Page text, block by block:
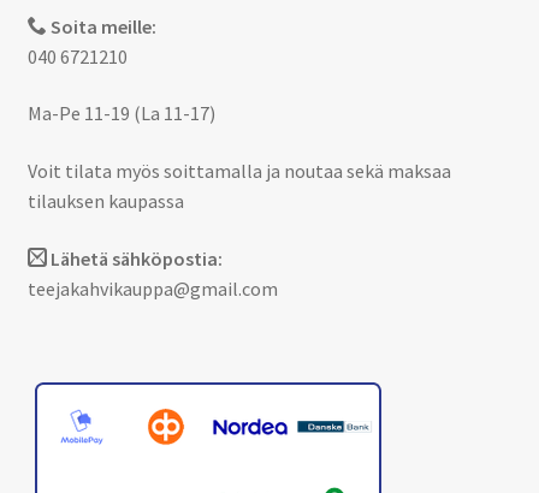
Soita meille:
040 6721210
Ma-Pe 11-19 (La 11-17)
Voit tilata myös soittamalla ja noutaa sekä maksaa
tilauksen kaupassa
Lähetä sähköpostia:
teejakahvikauppa@gmail.com